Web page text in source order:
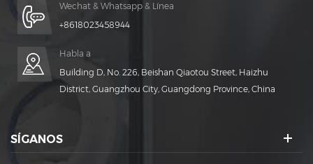
Wechat & Whatsapp & Línea
+8618023458944
Habla a
Building D, No. 226, Beishan Qiaotou Street, Haizhu
District, Guangzhou City, Guangdong Province, China
SÍGANOS